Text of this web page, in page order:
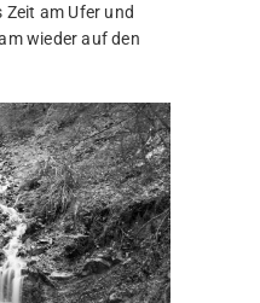
am Ufer und
wieder auf den